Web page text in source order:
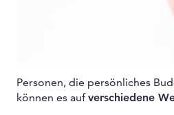
Personen, die persönliches
können es aufverschiedene